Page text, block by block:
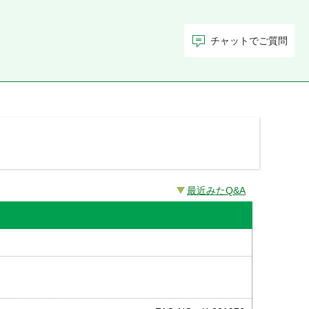
チャットでご質問
最近みたQ&A